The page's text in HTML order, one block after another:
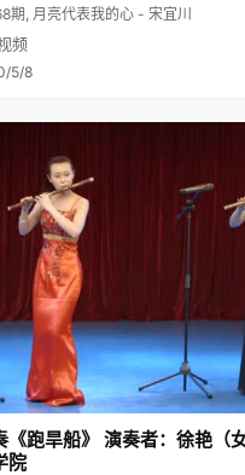
期, 月亮代表我的心 - 宋宜川
频
5/8
《跑旱船》 演奏者：徐艳（
院